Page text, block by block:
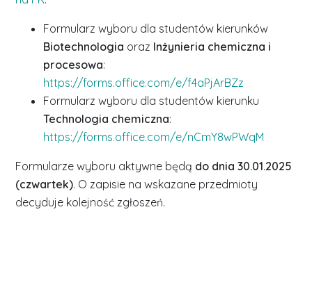
Formularz wyboru dla studentów kierunków
Biotechnologia oraz Inżynieria chemiczna i
procesowa:
https://forms.office.com/e/f4aPjArBZz
Formularz wyboru dla studentów kierunku
Technologia chemiczna:
https://forms.office.com/e/nCmY8wPWqM
Formularze wyboru aktywne będą do dnia 30.01.2025
(czwartek). O zapisie na wskazane przedmioty
decyduje kolejność zgłoszeń.